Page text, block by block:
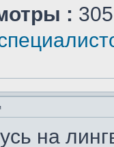
:
на